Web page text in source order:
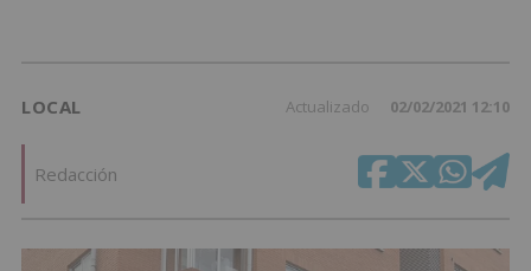
LOCAL Actualizado 02/02/2021 12:10
Redacción